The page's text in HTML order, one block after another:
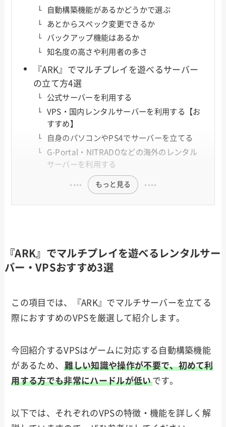
自動構築機能があるかどうかで選ぶ
あとからスペック変更できるか
バックアップ機能はあるか
知名度の高さや利用者の多さ
『ARK』でマルチプレイを遊べるサーバー
の立て方4選
公式サーバーを利用する
VPS・国内レンタルサーバーを利用する【お
すすめ】
自身のパソコンやPS4でサーバーを立てる
G-Portal・NITRADOなどの海外のレンタル
サーバーを利用する
もっと見る
『ARK』でマルチプレイを遊べるレンタルサー
バー・VPSおすすめ3選
この項目では、『ARK』でマルチサーバーを立てる
際におすすめのVPSを厳選して紹介します。
今回紹介するVPSはゲームに対応する自動構築機能
があるため、難しい知識や操作が不要で、初めて利
用する方でも非常にハードルが低いです。
以下では、それぞれのVPSの特徴・機能を詳しく解